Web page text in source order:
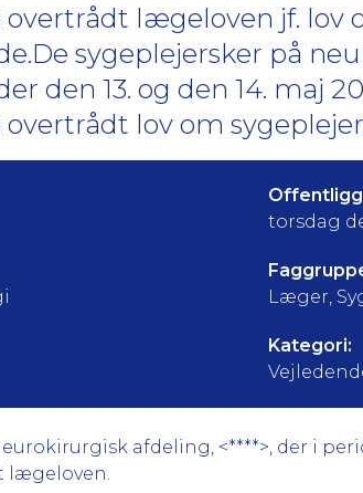
overtrådt lægeloven jf. lov
sygeplejersker på
den 13. og den 14. maj
overtrådt lov om
torsdag
Læger,
Kategori:
afdeling, <****>, der i
lægeloven.